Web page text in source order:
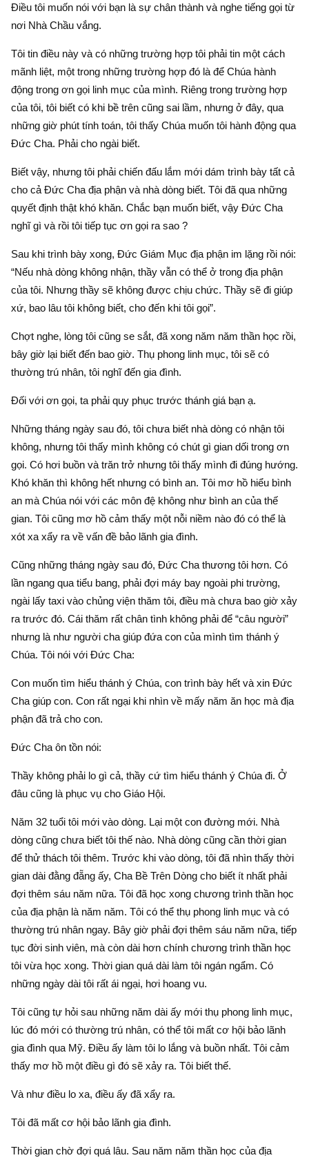
Điều tôi muốn nói với bạn là sự chân thành và nghe tiếng gọi từ
nơi Nhà Chầu vắng.
Tôi tin điều này và có những trường hợp tôi phải tin một cách
mãnh liệt, một trong những trường hợp đó là để Chúa hành
động trong ơn gọi linh mục của mình. Riêng trong trường hợp
của tôi, tôi biết có khi bề trên cũng sai lầm, nhưng ở đây, qua
những giờ phút tính toán, tôi thấy Chúa muốn tôi hành động qua
Đức Cha. Phải cho ngài biết.
Biết vậy, nhưng tôi phải chiến đấu lắm mới dám trình bày tất cả
cho cả Đức Cha địa phận và nhà dòng biết. Tôi đã qua những
quyết định thật khó khăn. Chắc bạn muốn biết, vậy Đức Cha
nghĩ gì và rồi tôi tiếp tục ơn gọi ra sao ?
Sau khi trình bày xong, Đức Giám Mục địa phận im lặng rồi nói:
“Nếu nhà dòng không nhận, thầy vẫn có thể ở trong địa phận
của tôi. Nhưng thầy sẽ không được chịu chức. Thầy sẽ đi giúp
xứ, bao lâu tôi không biết, cho đến khi tôi gọi”.
Chợt nghe, lòng tôi cũng se sắt, đã xong năm năm thần học rồi,
bây giờ lại biết đến bao giờ. Thụ phong linh mục, tôi sẽ có
thường trú nhân, tôi nghĩ đến gia đình.
Đối với ơn gọi, ta phải quy phục trước thánh giá bạn ạ.
Những tháng ngày sau đó, tôi chưa biết nhà dòng có nhận tôi
không, nhưng tôi thấy mình không có chút gì gian dối trong ơn
gọi. Có hơi buồn và trăn trở nhưng tôi thấy mình đi đúng hướng.
Khó khăn thì không hết nhưng có bình an. Tôi mơ hồ hiểu bình
an mà Chúa nói với các môn đệ không như bình an của thế
gian. Tôi cũng mơ hồ cảm thấy một nỗi niềm nào đó có thể là
xót xa xẩy ra về vấn đề bảo lãnh gia đình.
Cũng những tháng ngày sau đó, Đức Cha thương tôi hơn. Có
lần ngang qua tiểu bang, phải đợi máy bay ngoài phi trường,
ngài lấy taxi vào chủng viện thăm tôi, điều mà chưa bao giờ xảy
ra trước đó. Cái thăm rất chân tình không phải để “câu người”
nhưng là như người cha giúp đứa con của mình tìm thánh ý
Chúa. Tôi nói với Đức Cha:
Con muốn tìm hiểu thánh ý Chúa, con trình bày hết và xin Đức
Cha giúp con. Con rất ngại khi nhìn về mấy năm ăn học mà địa
phận đã trả cho con.
Đức Cha ôn tồn nói:
Thầy không phải lo gì cả, thầy cứ tìm hiểu thánh ý Chúa đi. Ở
đâu cũng là phục vụ cho Giáo Hội.
Năm 32 tuổi tôi mới vào dòng. Lại một con đường mới. Nhà
dòng cũng chưa biết tôi thế nào. Nhà dòng cũng cần thời gian
để thử thách tôi thêm. Trước khi vào dòng, tôi đã nhìn thấy thời
gian dài đằng đẵng ấy, Cha Bề Trên Dòng cho biết ít nhất phải
đợi thêm sáu năm nữa. Tôi đã học xong chương trình thần học
của địa phận là năm năm. Tôi có thể thụ phong linh mục và có
thường trú nhân ngay. Bây giờ phải đợi thêm sáu năm nữa, tiếp
tục đời sinh viên, mà còn dài hơn chính chương trình thần học
tôi vừa học xong. Thời gian quá dài làm tôi ngán ngẩm. Có
những ngày dài tôi rất ái ngại, hơi hoang vu.
Tôi cũng tự hỏi sau những năm dài ấy mới thụ phong linh mục,
lúc đó mới có thường trú nhân, có thể tôi mất cơ hội bảo lãnh
gia đình qua Mỹ. Điều ấy làm tôi lo lắng và buồn nhất. Tôi cảm
thấy mơ hồ một điều gì đó sẽ xảy ra. Tôi biết thế.
Và như điều lo xa, điều ấy đã xẩy ra.
Tôi đã mất cơ hội bảo lãnh gia đình.
Thời gian chờ đợi quá lâu. Sau năm năm thần học của địa